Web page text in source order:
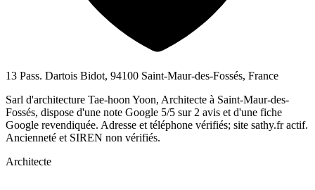
13 Pass. Dartois Bidot, 94100 Saint-Maur-des-Fossés, France
Sarl d'architecture Tae-hoon Yoon, Architecte à Saint-Maur-des-
Fossés, dispose d'une note Google 5/5 sur 2 avis et d'une fiche
Google revendiquée. Adresse et téléphone vérifiés; site sathy.fr actif.
Ancienneté et SIREN non vérifiés.
Architecte